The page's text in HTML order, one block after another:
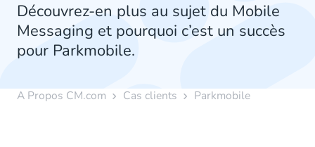
Découvrez-en plus au sujet du Mobile
Messaging et pourquoi c’est un succès
pour Parkmobile.
A Propos CM.com Cas clients Parkmobile